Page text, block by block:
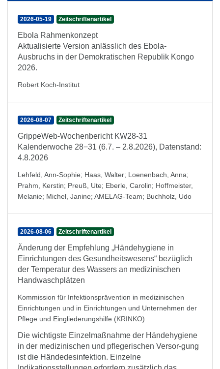
2026-05-19 Zeitschriftenartikel
Ebola Rahmenkonzept
Aktualisierte Version anlässlich des Ebola-
Ausbruchs in der Demokratischen Republik Kongo
2026.
Robert Koch-Institut
2026-08-07 Zeitschriftenartikel
GrippeWeb-Wochenbericht KW28-31
Kalenderwoche 28−31 (6.7. – 2.8.2026), Datenstand:
4.8.2026
Lehfeld, Ann-Sophie; Haas, Walter; Loenenbach, Anna;
Prahm, Kerstin; Preuß, Ute; Eberle, Carolin; Hoffmeister,
Melanie; Michel, Janine; AMELAG-Team; Buchholz, Udo
2026-08-06 Zeitschriftenartikel
Änderung der Empfehlung „Händehygiene in
Einrichtungen des Gesundheitswesens“ bezüglich
der Temperatur des Wassers an medizinischen
Handwaschplätzen
Kommission für Infektionsprävention in medizinischen
Einrichtungen und in Einrichtungen und Unternehmen der
Pflege und Eingliederungshilfe (KRINKO)
Die wichtigste Einzelmaßnahme der Händehygiene
in der medizinischen und pflegerischen Versor-gung
ist die Händedesinfektion. Einzelne